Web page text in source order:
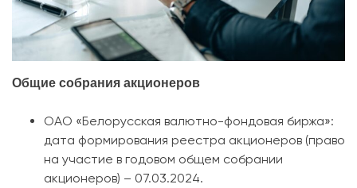
Общие собрания акционеров
ОАО «Белорусская валютно-фондовая биржа»:
дата формирования реестра акционеров (право
на участие в годовом общем собрании
акционеров) – 07.03.2024.